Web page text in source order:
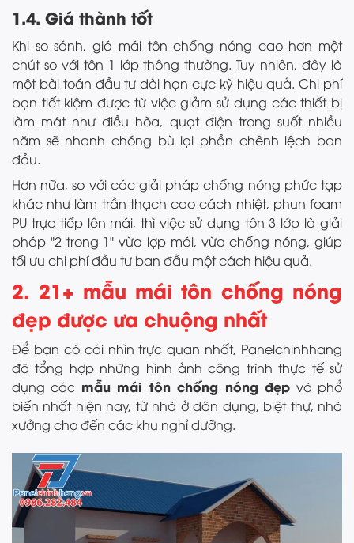
1.4. Giá thành tốt
Khi so sánh, giá mái tôn chống nóng cao hơn một
chút so với tôn 1 lớp thông thường. Tuy nhiên, đây là
một bài toán đầu tư dài hạn cực kỳ hiệu quả. Chi phí
bạn tiết kiệm được từ việc giảm sử dụng các thiết bị
làm mát như điều hòa, quạt điện trong suốt nhiều
năm sẽ nhanh chóng bù lại phần chênh lệch ban
đầu.
Hơn nữa, so với các giải pháp chống nóng phức tạp
khác như làm trần thạch cao cách nhiệt, phun foam
PU trực tiếp lên mái, thì việc sử dụng tôn 3 lớp là giải
pháp "2 trong 1" vừa lợp mái, vừa chống nóng, giúp
tối ưu chi phí đầu tư ban đầu một cách hiệu quả.
2. 21+ mẫu mái tôn chống nóng
đẹp được ưa chuộng nhất
Để bạn có cái nhìn trực quan nhất, Panelchinhhang
đã tổng hợp những hình ảnh công trình thực tế sử
dụng các mẫu mái tôn chống nóng đẹp và phổ
biến nhất hiện nay, từ nhà ở dân dụng, biệt thự, nhà
xưởng cho đến các khu nghỉ dưỡng.